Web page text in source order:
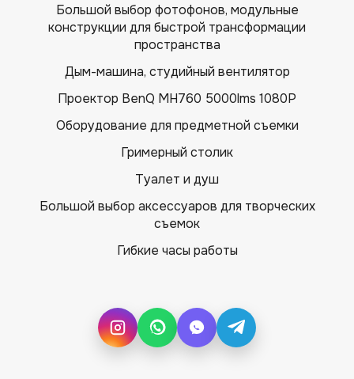
Большой выбор фотофонов, модульные
конструкции для быстрой трансформации
пространства
Дым-машина, студийный вентилятор
Проектор BenQ MH760 5000lms 1080P
Оборудование для предметной съемки
Гримерный столик
Туалет и душ
Большой выбор аксессуаров для творческих
съемок
Гибкие часы работы